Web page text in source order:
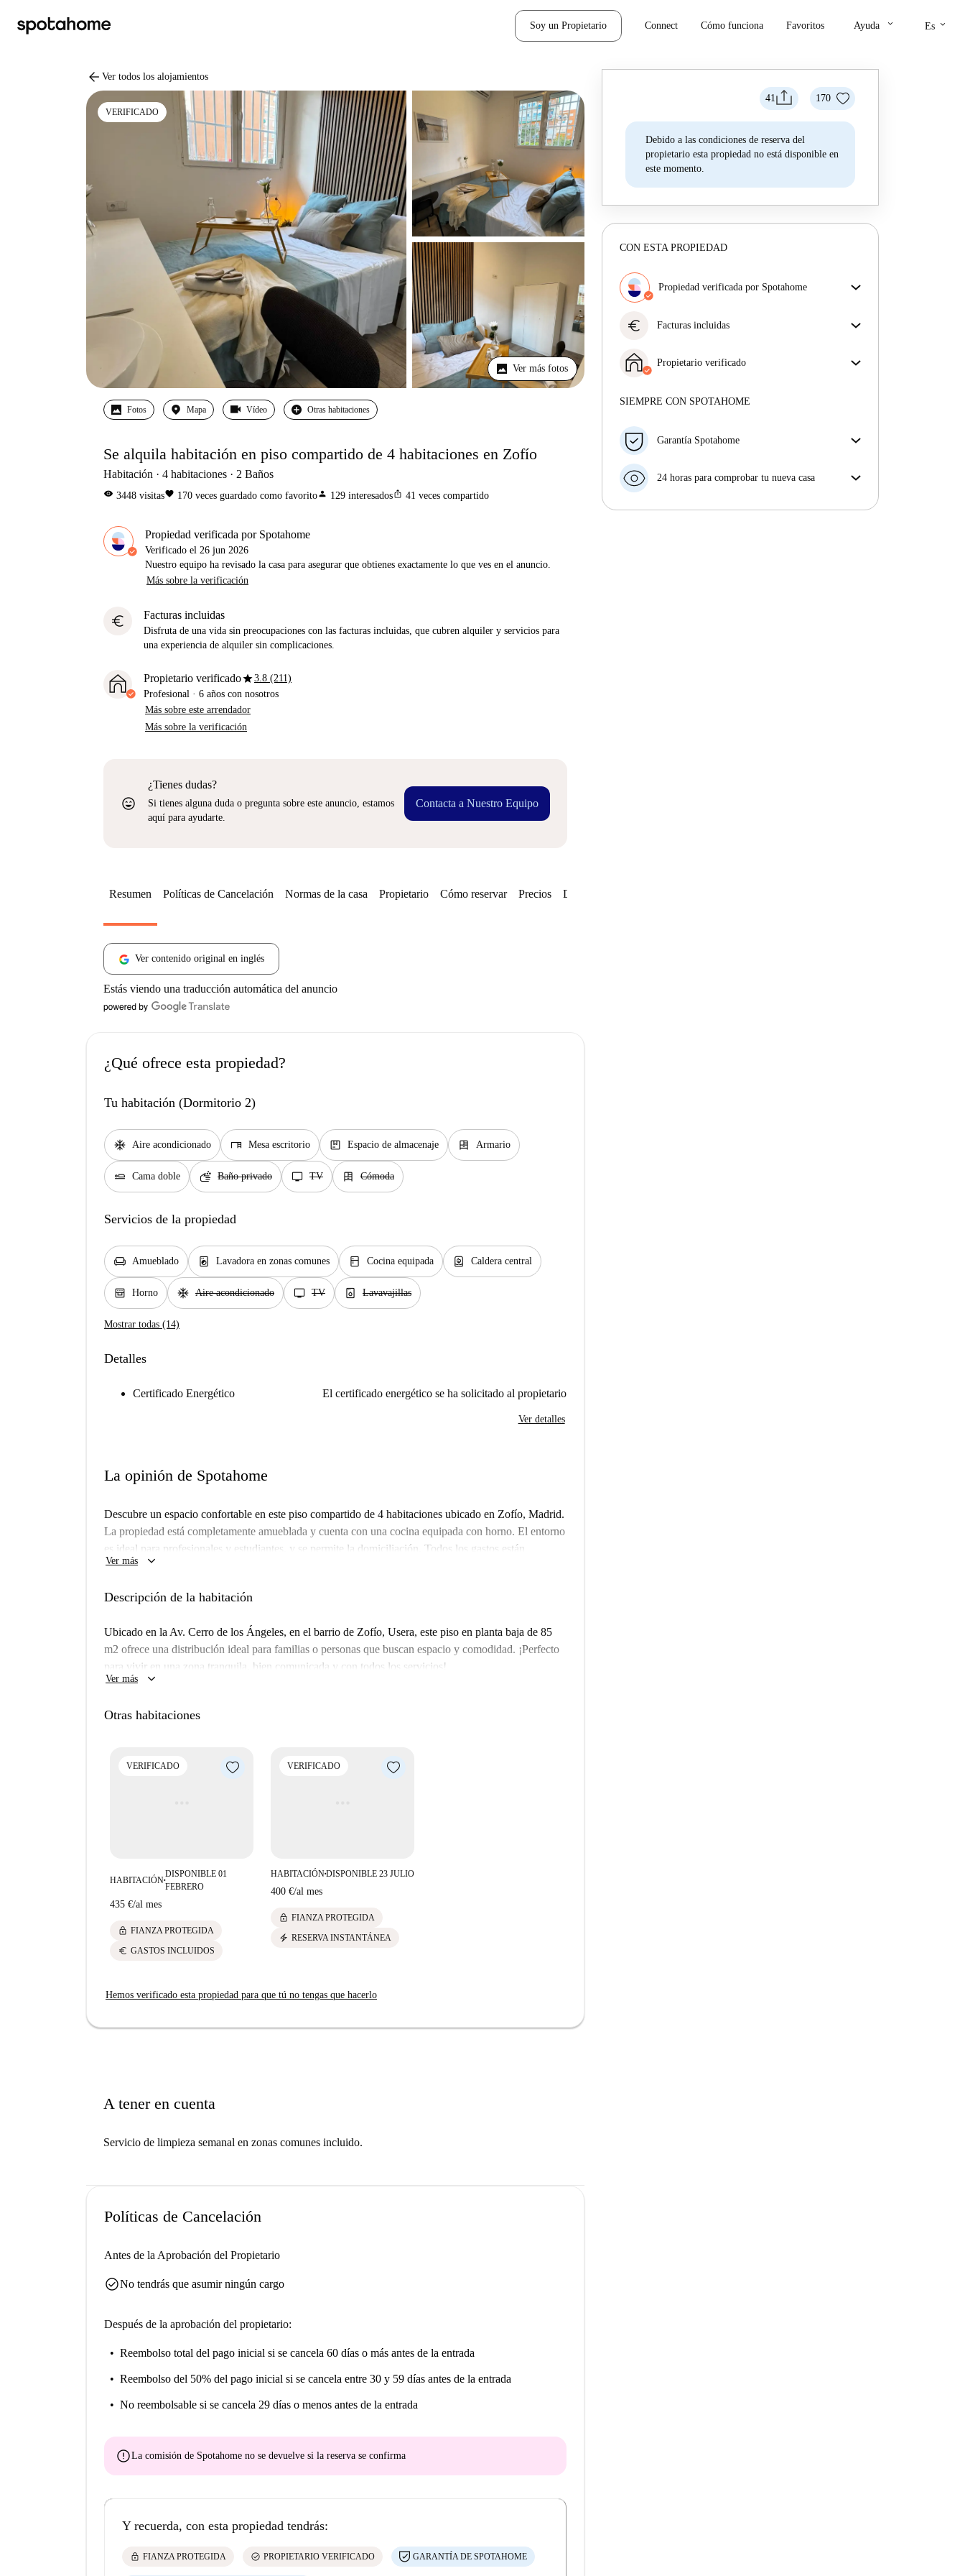
Soy un Propietario Connect Cómo funciona Favoritos Ayuda keyboard_arrow_down Es keyboard_arrow_down
arrow_back Ver todos los alojamientos
VERIFICADO
Ver más fotos
Fotos Mapa Vídeo Otras habitaciones
Se alquila habitación en piso compartido de 4 habitaciones en Zofío
Habitación 4 habitaciones 2 Baños
visibility 3448 visitasfavorite 170 veces guardado como favoritoperson 129 interesadosios_share 41 veces compartido
Propiedad verificada por Spotahome
Verificado el 26 jun 2026
Nuestro equipo ha revisado la casa para asegurar que obtienes exactamente lo que ves en el anuncio.
Más sobre la verificación
euro Facturas incluidas
Disfruta de una vida sin preocupaciones con las facturas incluidas, que cubren alquiler y servicios para
una experiencia de alquiler sin complicaciones.
Propietario verificadostar3.8 (211)
Profesional · 6 años con nosotros
Más sobre este arrendador
Más sobre la verificación
sentiment_very_satisfied
¿Tienes dudas?
Si tienes alguna duda o pregunta sobre este anuncio, estamos
aquí para ayudarte.
Contacta a Nuestro Equipo
41 170
Debido a las condiciones de reserva del
propietario esta propiedad no está disponible en
este momento.
CON ESTA PROPIEDAD
Propiedad verificada por Spotahome
obtienes exactamente lo que ves en el anuncio.
euro Facturas incluidas
facturas incluidas, que cubren alquiler y servicios
para una experiencia de alquiler sin complicaciones.
Propietario verificado
Más sobre este arrendador
SIEMPRE CON SPOTAHOME
Garantía Spotahome
horas previas a la fecha de entrada, Spotahome A) te
el hotel hasta que encuentres nueva casa o B) te hará
24 horas para comprobar tu nueva casa
Resumen Políticas de Cancelación Normas de la casa Propietario Cómo reservar Precios Disponibilidades
Ver contenido original en inglés
Estás viendo una traducción automática del anuncio
¿Qué ofrece esta propiedad?
Tu habitación (Dormitorio 2)
ac_unit Aire acondicionado desk Mesa escritorio package Espacio de almacenaje dresser Armario
airline_seat_flat Cama doble soap Baño privado tv TV dresser Cómoda
Servicios de la propiedad
chair Amueblado local_laundry_service Lavadora en zonas comunes kitchen Cocina equipada water_heater Caldera central
oven_gen Horno ac_unit Aire acondicionado tv TV dishwasher_gen Lavavajillas
Mostrar todas (14)
Detalles
Certificado Energético El certificado energético se ha solicitado al propietario
Ver detalles
La opinión de Spotahome
Descubre un espacio confortable en este piso compartido de 4 habitaciones ubicado en Zofío, Madrid.
La propiedad está completamente amueblada y cuenta con una cocina equipada con horno. El entorno
es ideal para profesionales y estudiantes, y se permite la domiciliación. Todos los gastos están
incluidos (electricidad, agua, gas y wifi), y Spotahome ha realizado una inspección personal para
así como a mercados como Covirán, Bazar y Coaliment, a poca distancia a pie. ¡Únete a la vibrante
comunidad de Zofío y haz de este piso tu nuevo hogar hoy mismo!
Ver más keyboard_arrow_down
Descripción de la habitación
Ubicado en la Av. Cerro de los Ángeles, en el barrio de Zofío, Usera, este piso en planta baja de 85
m2 ofrece una distribución ideal para familias o personas que buscan espacio y comodidad. ¡Perfecto
para vivir en una zona tranquila, bien comunicada y con todos los servicios!
Ver más keyboard_arrow_down
Otras habitaciones
VERIFICADO
HABITACIÓN■
DISPONIBLE 01
FEBRERO
435 €/al mes
lock FIANZA PROTEGIDA
euro GASTOS INCLUIDOS
VERIFICADO
HABITACIÓN■DISPONIBLE 23 JULIO
400 €/al mes
lock FIANZA PROTEGIDA
electric_bolt RESERVA INSTANTÁNEA
Hemos verificado esta propiedad para que tú no tengas que hacerlo
A tener en cuenta
Servicio de limpieza semanal en zonas comunes incluido.
Políticas de Cancelación
Antes de la Aprobación del Propietario
check_circleNo tendrás que asumir ningún cargo
Después de la aprobación del propietario:
Reembolso total del pago inicial si se cancela 60 días o más antes de la entrada
Reembolso del 50% del pago inicial si se cancela entre 30 y 59 días antes de la entrada
No reembolsable si se cancela 29 días o menos antes de la entrada
errorLa comisión de Spotahome no se devuelve si la reserva se confirma
Y recuerda, con esta propiedad tendrás:
lock FIANZA PROTEGIDA check_circle PROPIETARIO VERIFICADO GARANTÍA DE SPOTAHOME